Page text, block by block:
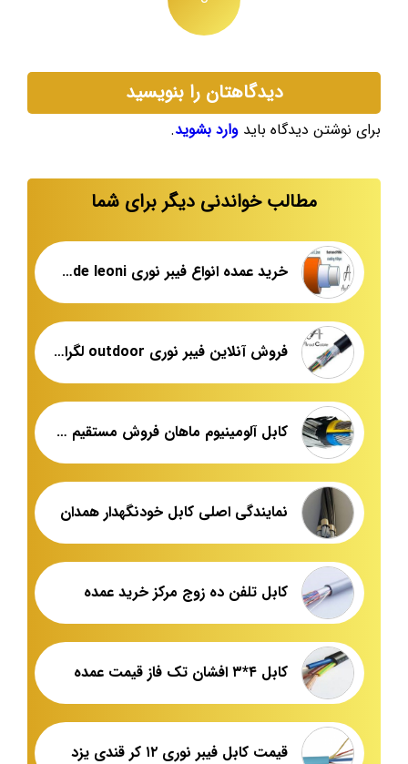
دیدگاهتان را بنویسید
برای نوشتن دیدگاه باید وارد بشوید.
مطالب خواندنی دیگر برای شما
خرید عمده انواع فیبر نوری single mode leoni
فروش آنلاین فیبر نوری outdoor لگراند
کابل آلومینیوم ماهان فروش مستقیم کارخانه
نمایندگی اصلی کابل خودنگهدار همدان
کابل تلفن ده زوج مرکز خرید عمده
کابل ۴*۳ افشان تک فاز قیمت عمده
قیمت کابل فیبر نوری ۱۲ کر قندی یزد